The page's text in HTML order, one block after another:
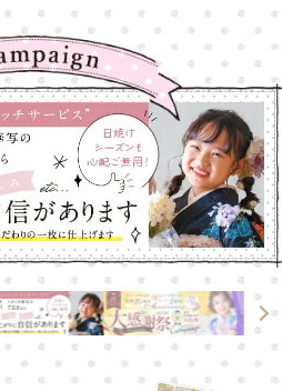
高崎店
大宮店
高崎店
大宮店